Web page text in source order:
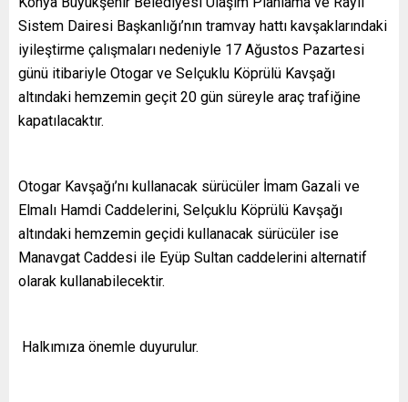
Sistem Dairesi Başkanlığı’nın tramvay hattı kavşaklarındaki
iyileştirme çalışmaları nedeniyle 17 Ağustos Pazartesi
günü itibariyle Otogar ve Selçuklu Köprülü Kavşağı
altındaki hemzemin geçit 20 gün süreyle araç trafiğine
kapatılacaktır.
Otogar Kavşağı’nı kullanacak sürücüler İmam Gazali ve
Elmalı Hamdi Caddelerini, Selçuklu Köprülü Kavşağı
altındaki hemzemin geçidi kullanacak sürücüler ise
Manavgat Caddesi ile Eyüp Sultan caddelerini alternatif
olarak kullanabilecektir.
Halkımıza önemle duyurulur.